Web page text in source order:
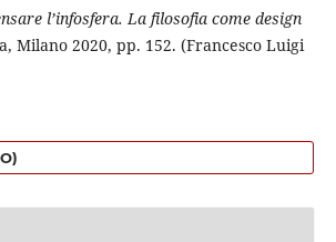
l’infosfera. La filosofia come design
Milano 2020, pp. 152. (Francesco Luigi